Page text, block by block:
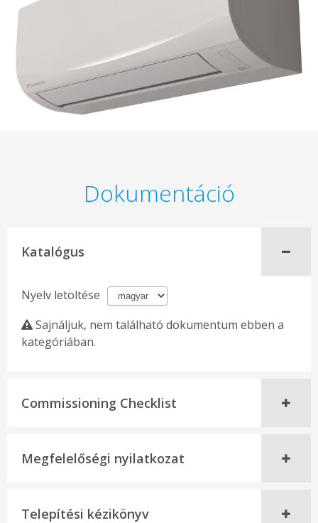
Dokumentáció
Katalógus
Nyelv letöltése
Sajnáljuk, nem található dokumentum ebben a
kategóriában.
Commissioning Checklist
Megfelelőségi nyilatkozat
Telepítési kézikönyv